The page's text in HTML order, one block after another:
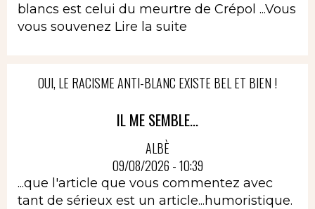
blancs est celui du meurtre de Crépol ...Vous
vous souvenez Lire la suite
OUI, LE RACISME ANTI-BLANC EXISTE BEL ET BIEN !
IL ME SEMBLE...
ALBÈ
09/08/2026 - 10:39
...que l'article que vous commentez avec
tant de sérieux est un article...humoristique.